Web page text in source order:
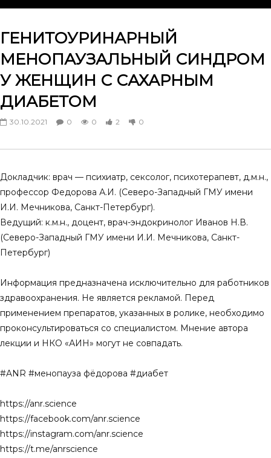
Смотреть потом
терапия. Кардиопротективные
ГЕНИТОУРИНАРНЫЙ
МЕНОПАУЗАЛЬНЫЙ СИНДРОМ
У ЖЕНЩИН С САХАРНЫМ
ДИАБЕТОМ
30.10.2021 0 0 2 0
Докладчик: врач — психиатр, сексолог, психотерапевт, д.м.н.,
профессор Федорова А.И. (Северо-Западный ГМУ имени
И.И. Мечникова, Санкт-Петербург).
Ведущий: к.м.н., доцент, врач-эндокринолог Иванов Н.В.
(Северо-Западный ГМУ имени И.И. Мечникова, Санкт-
Петербург)
Информация предназначена исключительно для работников
здравоохранения. Не является рекламой. Перед
применением препаратов, указанных в ролике, необходимо
проконсультироваться со специалистом. Мнение автора
лекции и НКО «АИН» могут не совпадать.
#ANR #менопауза фёдорова #диабет
https://anr.science
https://facebook.com/anr.science
https://instagram.com/anr.science
https://t.me/anrscience